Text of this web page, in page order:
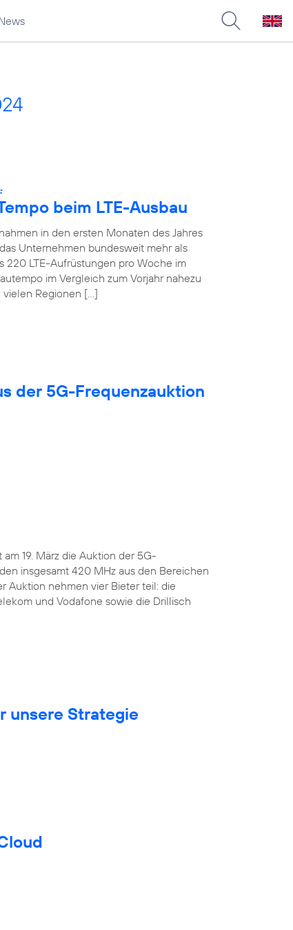
beim LTE-Ausbau
in den ersten Monaten des Jahres
Unternehmen bundesweit mehr als
220 LTE-Aufrüstungen pro Woche im
im Vergleich zum Vorjahr nahezu
Regionen […]
der 5G-Frequenzauktion
19. März die Auktion der 5G-
insgesamt 420 MHz aus den Bereichen
Auktion nehmen vier Bieter teil: die
und Vodafone sowie die Drillisch
unsere Strategie